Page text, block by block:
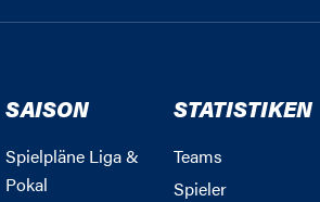
SAISON
Spielpläne Liga &
Pokal
STATISTIKEN
Teams
Spieler